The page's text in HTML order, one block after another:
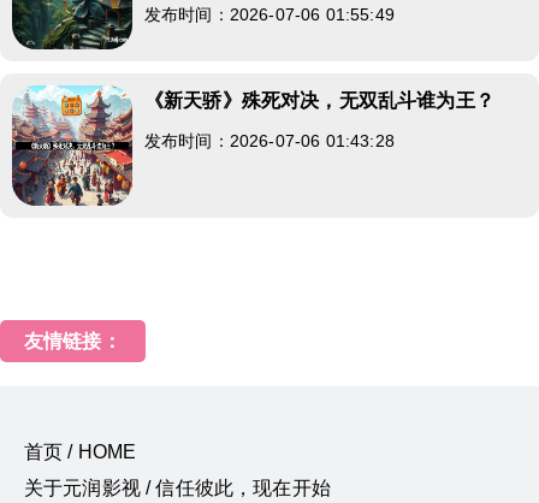
发布时间：2026-07-06 01:55:49
《新天骄》殊死对决，无双乱斗谁为王？
发布时间：2026-07-06 01:43:28
友情链接：
首页 / HOME
关于元润影视 / 信任彼此，现在开始